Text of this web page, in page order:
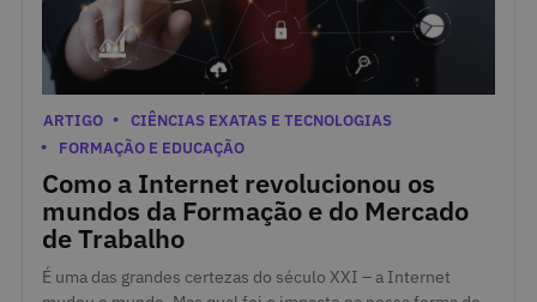
Como a Internet revolucionou os
mundos da Formação e do Mercado
de Trabalho
17 de Maio de 2024
Categorias
ARTIGO
CIÊNCIAS EXATAS E TECNOLOGIAS
FORMAÇÃO E EDUCAÇÃO
É uma das grandes certezas do século XXI – a Internet